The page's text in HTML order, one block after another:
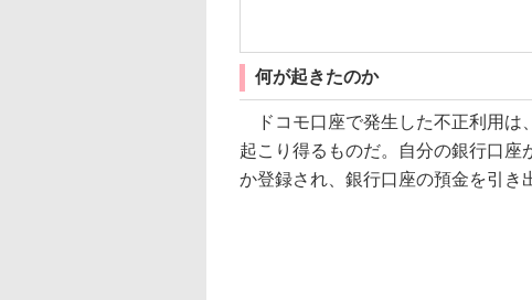
何が起きたのか
ドコモ口座で発生した不正利用は
起こり得るものだ。自分の銀行口座
か登録され、銀行口座の預金を引き